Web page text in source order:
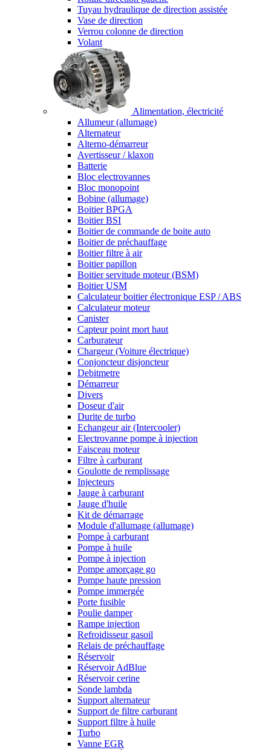
Tuyau hydraulique de direction assistée
Vase de direction
Verrou colonne de direction
Volant
Alimentation, électricité
Allumeur (allumage)
Alternateur
Alterno-démarreur
Avertisseur / klaxon
Batterie
Bloc electrovannes
Bloc monopoint
Bobine (allumage)
Boitier BPGA
Boitier BSI
Boitier de commande de boite auto
Boitier de préchauffage
Boitier filtre à air
Boitier papillon
Boitier servitude moteur (BSM)
Boitier USM
Calculateur boitier électronique ESP / ABS
Calculateur moteur
Canister
Capteur point mort haut
Carburateur
Chargeur (Voiture électrique)
Conjoncteur disjoncteur
Debitmetre
Démarreur
Divers
Doseur d'air
Durite de turbo
Echangeur air (Intercooler)
Electrovanne pompe à injection
Faisceau moteur
Filtre à carburant
Goulotte de remplissage
Injecteurs
Jauge à carburant
Jauge d'huile
Kit de démarrage
Module d'allumage (allumage)
Pompe à carburant
Pompe à huile
Pompe à injection
Pompe amorçage go
Pompe haute pression
Pompe immergée
Porte fusible
Poulie damper
Rampe injection
Refroidisseur gasoil
Relais de préchauffage
Réservoir
Réservoir AdBlue
Réservoir cerine
Sonde lambda
Support alternateur
Support de filtre carburant
Support filtre à huile
Turbo
Vanne EGR